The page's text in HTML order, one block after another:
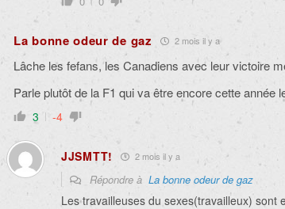
La bonne odeur de gaz 2 mois il y a
Lâche les fefans, les Canadiens avec leur victoire
Parle plutôt de la F1 qui va être encore cette année
3 -4
JJSMTT! 2 mois il y a
Répondre à La bonne odeur de gaz
Les travailleuses du sexes(travailleux) sont